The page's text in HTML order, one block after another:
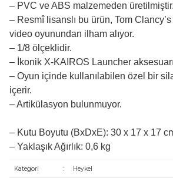
– PVC ve ABS malzemeden üretilmiştir.
– Resmî lisanslı bu ürün, Tom
video oyunundan ilham alıyor.
– 1/8 ölçeklidir.
– İkonik X-KAIROS Launcher
– Oyun içinde kullanılabilen özel bir
içerir.
– Artikülasyon bulunmuyor.
– Kutu Boyutu (BxDxE): 30 x 17 x 17
– Yaklaşık Ağırlık: 0,6 kg
Kategori : Heykel